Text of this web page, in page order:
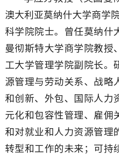
澳大利亚莫纳什大学商学
科学院院士。曾任莫纳什
曼彻斯特大学商学院教授
工大学管理学院副院长。
源管理与劳动关系、战略
和创新、外包、国际人力
元化和包容性管理、雇佣
和对就业和人力资源管理
转型和工作的未来；可持